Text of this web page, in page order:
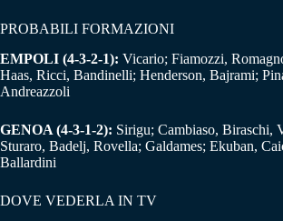
PROBABILI FORMAZIONI
EMPOLI (4-3-2-1): Vicario; Fiamozzi,
Haas, Ricci, Bandinelli; Henderson, Bajrami;
Andreazzoli
GENOA (4-3-1-2): Sirigu; Cambiaso, Biraschi,
Sturaro, Badelj, Rovella; Galdames; Ekuban,
Ballardini
DOVE VEDERLA IN TV